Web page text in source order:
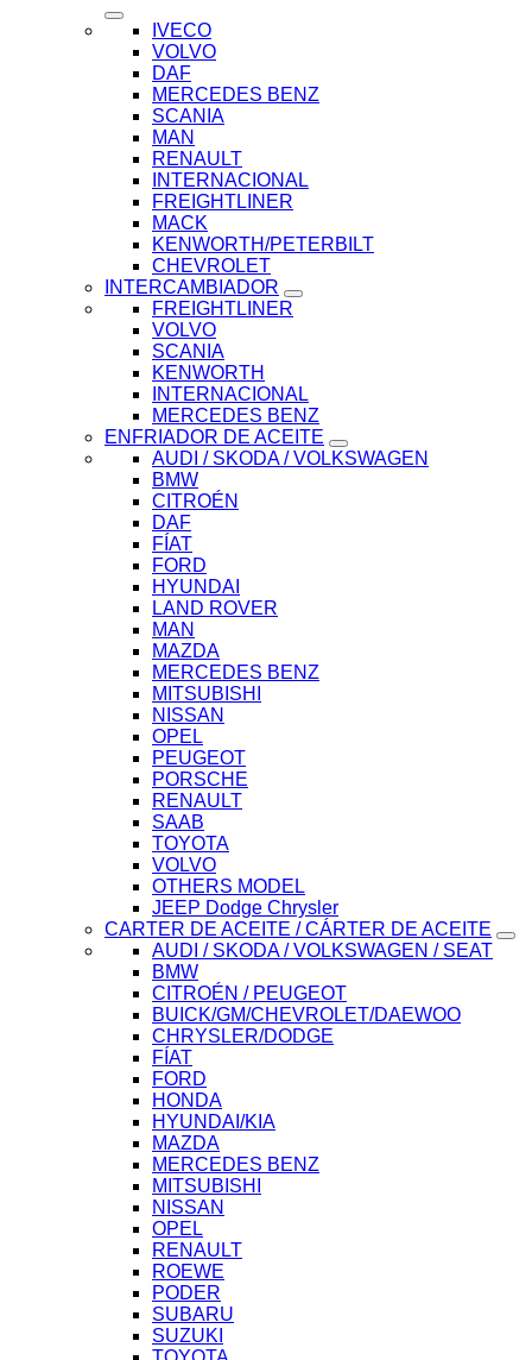
IVECO
VOLVO
DAF
MERCEDES BENZ
SCANIA
MAN
RENAULT
INTERNACIONAL
FREIGHTLINER
MACK
KENWORTH/PETERBILT
CHEVROLET
INTERCAMBIADOR
FREIGHTLINER
VOLVO
SCANIA
KENWORTH
INTERNACIONAL
MERCEDES BENZ
ENFRIADOR DE ACEITE
AUDI / SKODA / VOLKSWAGEN
BMW
CITROÉN
DAF
FÍAT
FORD
HYUNDAI
LAND ROVER
MAN
MAZDA
MERCEDES BENZ
MITSUBISHI
NISSAN
OPEL
PEUGEOT
PORSCHE
RENAULT
SAAB
TOYOTA
VOLVO
OTHERS MODEL
JEEP Dodge Chrysler
CARTER DE ACEITE / CÁRTER DE ACEITE
AUDI / SKODA / VOLKSWAGEN / SEAT
BMW
CITROÉN / PEUGEOT
BUICK/GM/CHEVROLET/DAEWOO
CHRYSLER/DODGE
FÍAT
FORD
HONDA
HYUNDAI/KIA
MAZDA
MERCEDES BENZ
MITSUBISHI
NISSAN
OPEL
RENAULT
ROEWE
PODER
SUBARU
SUZUKI